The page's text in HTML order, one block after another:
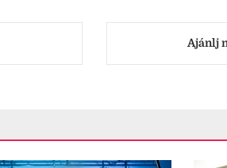
Ajánlj